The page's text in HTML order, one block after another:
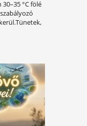
LEHETSÉGES
a testi egészséget,
is befolyásolja.